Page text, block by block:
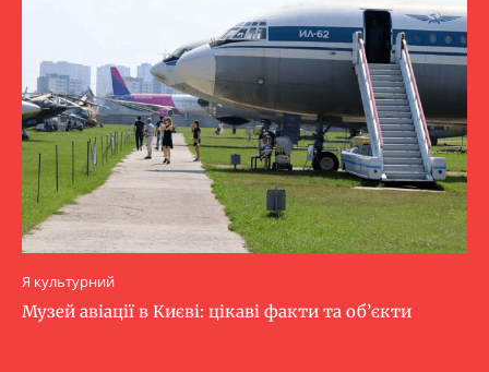
Я культурний
Музей авіації в Києві: цікаві факти та об’єкти